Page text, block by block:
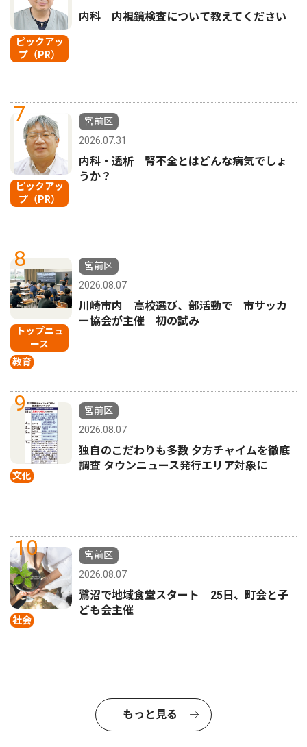
ピックアッ
プ（PR）
内科 内視鏡検査について教えてください
7
ピックアッ
プ（PR）
宮前区
2026.07.31
内科・透析 腎不全とはどんな病気でしょ
うか？
8
トップニュ
ース
教育
宮前区
2026.08.07
川崎市内 高校選び、部活動で 市サッカ
ー協会が主催 初の試み
9
文化
宮前区
2026.08.07
独自のこだわりも多数 夕方チャイムを徹底
調査 タウンニュース発行エリア対象に
10
社会
宮前区
2026.08.07
鷺沼で地域食堂スタート 25日、町会と子
ども会主催
もっと見る